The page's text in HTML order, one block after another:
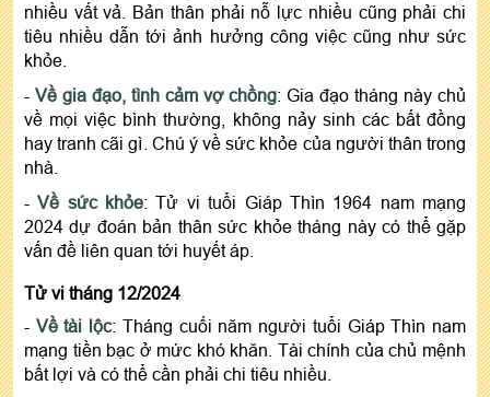
nhiều vất vả. Bản thân phải nỗ lực nhiều cũng phải chi
tiêu nhiều dẫn tới ảnh hưởng công việc cũng như sức
khỏe.
- Về gia đạo, tình cảm vợ chồng: Gia đạo tháng này chủ
về mọi việc bình thường, không nảy sinh các bất đồng
hay tranh cãi gì. Chú ý về sức khỏe của người thân trong
nhà.
-Về sức khỏe: Tử vi tuổi Giáp Thìn 1964 nam mạng
2024 dự đoán bản thân sức khỏe tháng này có thể gặp
vấn đề liên quan tới huyết áp.
Tử vi tháng 12/2024
- Về tài lộc: Tháng cuối năm người tuổi Giáp Thìn nam
mạng tiền bạc ở mức khó khăn. Tài chính của chủ mệnh
bất lợi và có thể cần phải chi tiêu nhiều.